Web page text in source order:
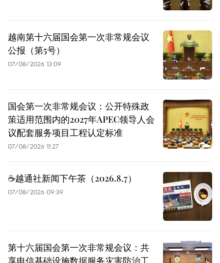
越南第十六届国会第一次非常规会议
公报（第5号）
07/08/2026 13:09
国会第一次非常规会议：公开特殊政
策适用范围内的2027年APEC领导人会
议配套服务项目工程认定标准
07/08/2026 11:27
☕️越通社新闻下午茶（2026.8.7）
07/08/2026 09:39
第十六届国会第一次非常规会议：共